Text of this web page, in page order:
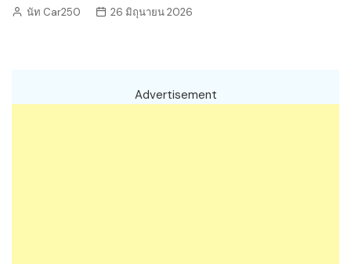
นัท Car250 26 มิถุนายน 2026
Advertisement